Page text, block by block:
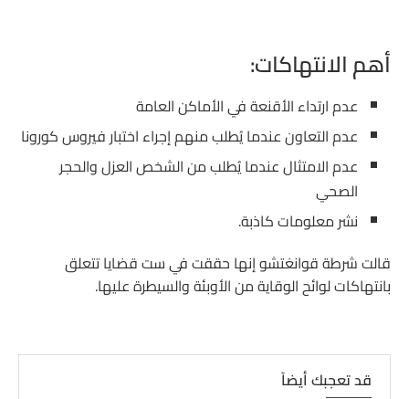
أهم الانتهاكات:
عدم ارتداء الأقنعة في الأماكن العامة
عدم التعاون عندما يُطلب منهم إجراء اختبار فيروس كورونا
عدم الامتثال عندما يُطلب من الشخص العزل والحجر
الصحي
نشر معلومات كاذبة.
قالت شرطة قوانغتشو إنها حققت في ست قضايا تتعلق
بانتهاكات لوائح الوقاية من الأوبئة والسيطرة عليها.
قد تعجبك أيضاً